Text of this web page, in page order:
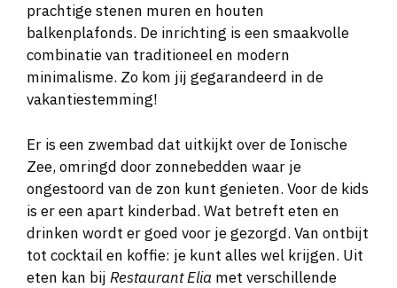
prachtige stenen muren en houten
balkenplafonds. De inrichting is een smaakvolle
combinatie van traditioneel en modern
minimalisme. Zo kom jij gegarandeerd in de
vakantiestemming!
Er is een zwembad dat uitkijkt over de Ionische
Zee, omringd door zonnebedden waar je
ongestoord van de zon kunt genieten. Voor de kids
is er een apart kinderbad. Wat betreft eten en
drinken wordt er goed voor je gezorgd. Van ontbijt
tot cocktail en koffie: je kunt alles wel krijgen. Uit
eten kan bij Restaurant Elia met verschillende